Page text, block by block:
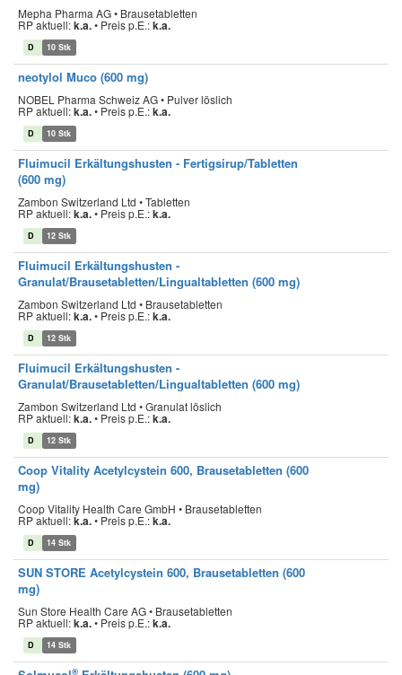
Mepha Pharma AG • Brausetabletten
RP aktuell:k.a.• Preis p.E.:k.a.
D 10 Stk
neotylol Muco (600 mg)
NOBEL Pharma Schweiz AG • Pulver löslich
RP aktuell:k.a.• Preis p.E.:k.a.
D 10 Stk
Fluimucil Erkältungshusten - Fertigsirup/Tabletten
(600 mg)
Zambon Switzerland Ltd • Tabletten
RP aktuell:k.a.• Preis p.E.:k.a.
D 12 Stk
Fluimucil Erkältungshusten -
Granulat/Brausetabletten/Lingualtabletten (600 mg)
Zambon Switzerland Ltd • Brausetabletten
RP aktuell:k.a.• Preis p.E.:k.a.
D 12 Stk
Fluimucil Erkältungshusten -
Granulat/Brausetabletten/Lingualtabletten (600 mg)
Zambon Switzerland Ltd • Granulat löslich
RP aktuell:k.a.• Preis p.E.:k.a.
D 12 Stk
Coop Vitality Acetylcystein 600, Brausetabletten (600
mg)
Coop Vitality Health Care GmbH • Brausetabletten
RP aktuell:k.a.• Preis p.E.:k.a.
D 14 Stk
SUN STORE Acetylcystein 600, Brausetabletten (600
mg)
Sun Store Health Care AG • Brausetabletten
RP aktuell:k.a.• Preis p.E.:k.a.
D 14 Stk
®